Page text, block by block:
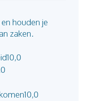
houden je
zaken.
10,0
10,0